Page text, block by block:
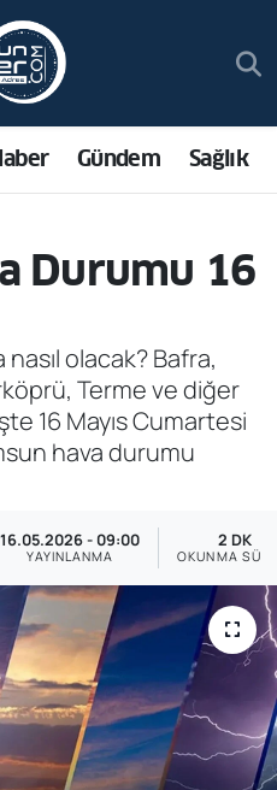
Gündem Sağlık
Durumu 16
olacak? Bafra,
Terme ve diğer
16 Mayıs Cumartesi
hava durumu
16.05.2026 - 09:00
YAYINLANMA
2 DK
OKUNMA
ve Fikstür